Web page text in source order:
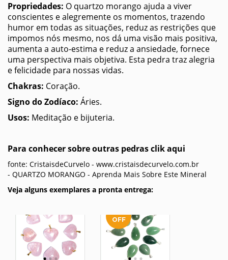
Propriedades: O quartzo morango ajuda a viver
conscientes e alegremente os momentos, trazendo
humor em todas as situações, reduz as restrições que
impomos nós mesmo, nos dá uma visão mais positiva,
aumenta a auto-estima e reduz a ansiedade, fornece
uma perspectiva mais objetiva. Esta pedra traz alegria
e felicidade para nossas vidas.
Chakras: Coração.
Signo do Zodíaco: Áries.
Usos: Meditação e bijuteria.
Para conhecer sobre outras pedras clik aqui
fonte: CristaisdeCurvelo - www.cristaisdecurvelo.com.br
- QUARTZO MORANGO - Aprenda Mais Sobre Este Mineral
Veja alguns exemplares a pronta entrega: